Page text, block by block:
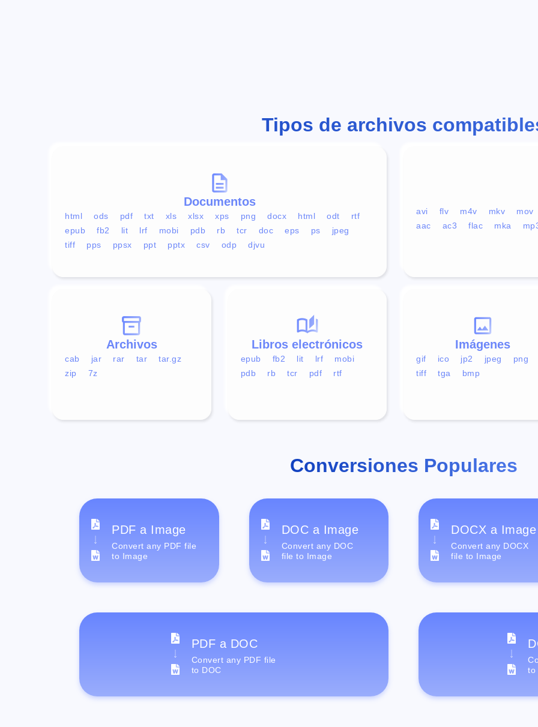
Tipos de archivos
Documentos
html ods pdf txt xls xlsx xps png docx html odt
rtf
epub
fb2 lit lrf mobi pdb rb tcr doc eps ps
jpeg
tiff
pps ppsx ppt pptx csv odp djvu
avi flv m4v mkv
mov
aac
ac3 flac mka
Imágenes
gif ico jp2 jpeg
png
tiff
tga bmp
Libros electrónicos
epub fb2 lit lrf
mobi
pdb
rb tcr pdf rtf
Archivos
cab jar rar tar
tar.gz
zip
7z
Conversiones Populares
PDF a Image
Convert any PDF file
to Image
DOC a Image
Convert any DOC
file to Image
DOCX a Image
Convert any DOCX
file to Image
PDF a DOC
Convert any PDF file
to DOC
to